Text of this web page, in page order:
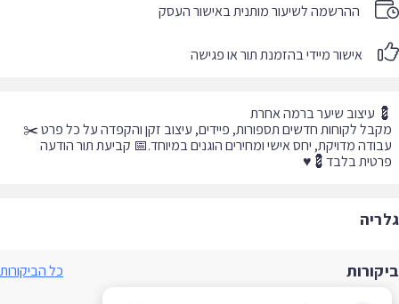
ההרשמה לשיעור מותנית באישור העסק
אישור מיידי בהזמנת תור או פגישה
מדויקת, יחס אישי ומחירים הוגנים במיוחד.📅 קביעת תור הודעה
בלבד💈♥️
כל הביקורות